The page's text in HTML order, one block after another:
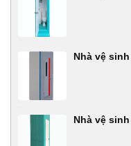
Nhà vệ
Nhà vệ